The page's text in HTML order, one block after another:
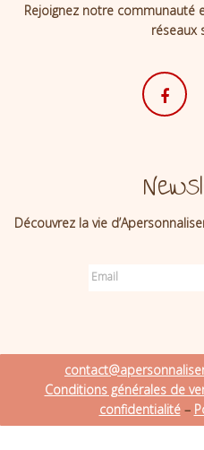
Rejoignez notre communauté
réseaux
Découvrez la vie
Conditions générales de
confidentialité–